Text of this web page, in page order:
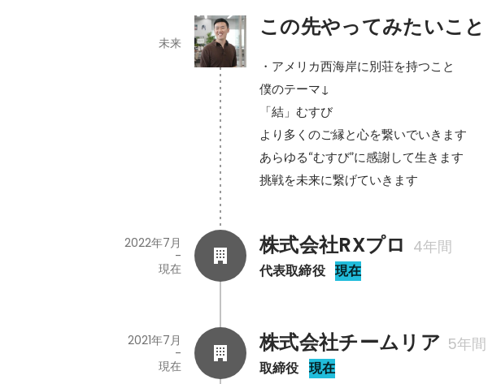
この先やってみたいこと
未来
・アメリカ西海岸に別荘を持つこと
僕のテーマ↓
「結」むすび
より多くのご縁と心を繋いでいきます
あらゆる“むすび”に感謝して生きます
挑戦を未来に繋げていきます
株式会社RXプロ 4年間
代表取締役 現在
2022年7月
-
現在
株式会社チームリア 5年間
取締役 現在
2021年7月
-
現在